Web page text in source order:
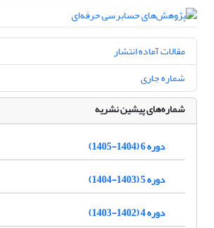
مقالات آماده انتشار
شماره جاری
شماره‌های پیشین نشریه
دوره 6 (1404-1405)
دوره 5 (1403-1404)
دوره 4 (1402-1403)